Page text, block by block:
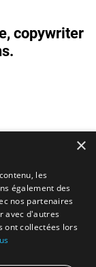
copywriter
×
les
également des
nos partenaires
avec d'autres
ont collectées lors